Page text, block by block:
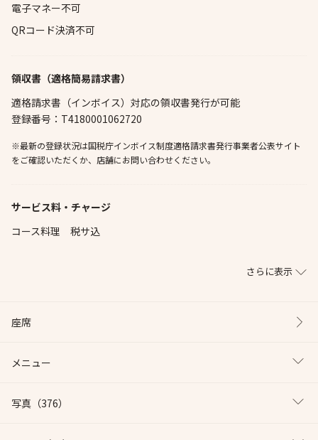
電子マネー不可
QRコード決済不可
領収書（適格簡易請求書）
適格請求書（インボイス）対応の領収書発行が可能
登録番号：T4180001062720
※最新の登録状況は国税庁インボイス制度適格請求書発行事業者公表サイト
をご確認いただくか、店舗にお問い合わせください。
サービス料・チャージ
コース料理 税サ込
さらに表示
座席
メニュー
写真 （376）